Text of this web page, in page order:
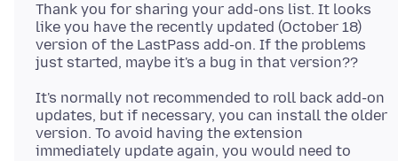
Thank you for sharing your add-ons list. It looks
like you have the recently updated (October 18)
version of the LastPass add-on. If the problems
It's normally not recommended to roll back add-on
updates, but if necessary, you can install the older
version. To avoid having the extension
immediately update again, you would need to